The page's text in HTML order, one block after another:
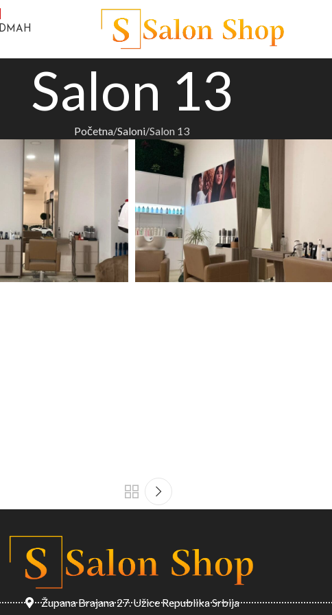
Salon 13
Početna Saloni Salon 13
Župana Brajana 27. Užice Republika Srbija